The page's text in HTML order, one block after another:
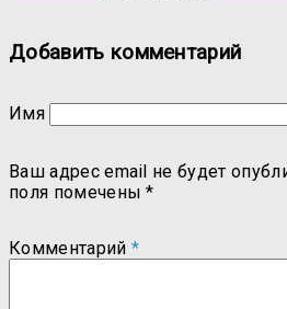
Добавить комментарий
Ваш адрес email не будет
поля помечены*
Комментарий *
Имя